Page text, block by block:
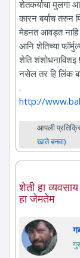
शेतकर्याचा मुलगा
कारन बर्याच तरुन
मेहनत आवड्त नाहि !
आनि शेतिच्या
शेति शंशोधनाविशइ !
नसेल तर हि लिंक
.
http://
आपली
खाते बनवा)
शेती हा
हा जेमतेम